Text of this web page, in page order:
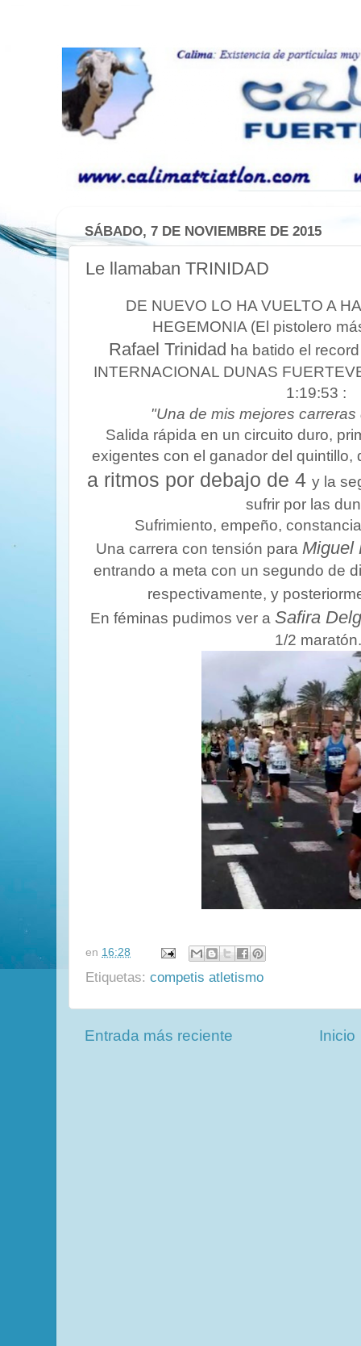
SÁBADO, 7 DE NOVIEMBRE DE 2015
Le llamaban TRINIDAD
DE NUEVO LO HA VUELTO A
HEGEMONIA (El pistolero
Rafael Trinidad ha batido el
INTERNACIONAL DUNAS
1:19:53 :
"Una de mis mejores
Salida rápida en un circuito duro,
exigentes con el ganador del quintillo,
a ritmos por debajo de 4y la
sufrir por las
Sufrimiento, empeño,
Una carrera con tensión para Miguel
entrando a meta con un segundo de
respectivamente, y
En féminas pudimos ver aSafira
1/2 maratón.
en 16:28
Etiquetas: competis atletismo
Entrada más reciente Inicio